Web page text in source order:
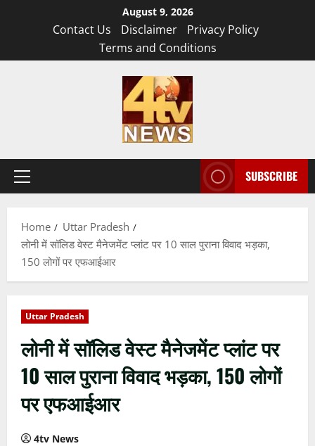
August 9, 2026
Contact Us Disclaimer
Privacy Policy
Terms and Conditions
Primary
SUBSCRIBE
Home
Uttar Pradesh
लोनी में सॉलिड वेस्ट मैनेजमेंट प्लांट पर 10 साल पुराना विवाद भड़का,
150 लोगों पर एफआईआर
Uttar Pradesh
लोनी में सॉलिड वेस्ट मैनेजमेंट प्लांट पर
10 साल पुराना विवाद भड़का, 150 लोगों
पर एफआईआर
4tv News